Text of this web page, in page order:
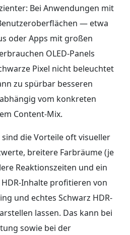
Bei Anwendungen mit
— etwa
oder Apps mit großen
OLED-Panels
Pixel nicht beleuchtet
zu spürbar besseren
vom konkreten
Content-Mix.
die Vorteile oft visueller
breitere Farbräume (je
Reaktionszeiten und ein
Inhalte profitieren von
und echtes Schwarz HDR-
lassen. Das kann bei
sowie bei der